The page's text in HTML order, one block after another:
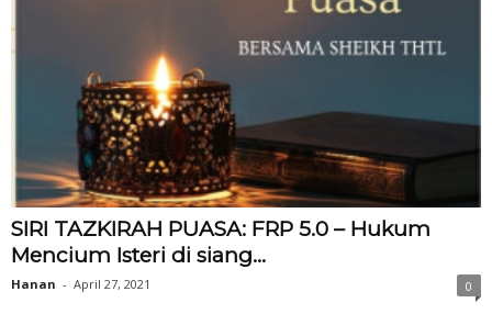
SIRI TAZKIRAH PUASA: FRP 5.0 – Hukum
Mencium Isteri di siang...
Hanan - April 27, 2021 0